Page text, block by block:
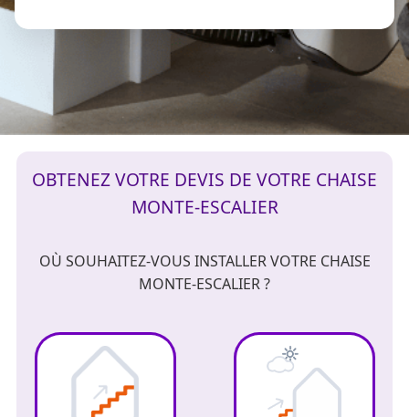
OBTENEZ VOTRE DEVIS DE VOTRE CHAISE
MONTE-ESCALIER
OÙ SOUHAITEZ-VOUS INSTALLER VOTRE CHAISE
MONTE-ESCALIER ?